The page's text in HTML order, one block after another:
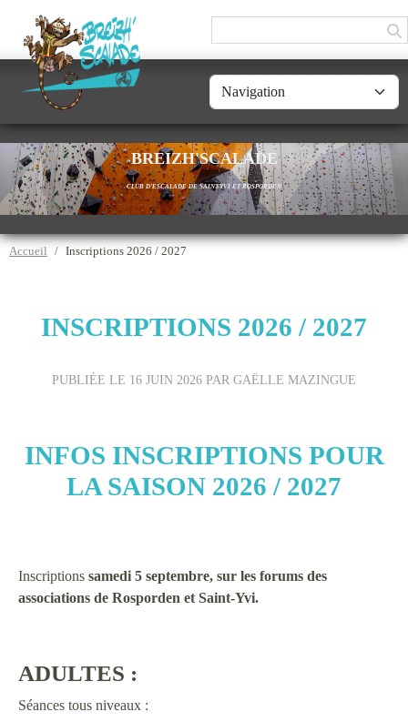
BREIZH'SCALADE
CLUB D'ESCALADE DE SAINT-YVI ET ROSPORDEN
Accueil Inscriptions 2026 / 2027
INSCRIPTIONS 2026 / 2027
PUBLIÉE LE 16 JUIN 2026 PAR GAËLLE MAZINGUE
INFOS INSCRIPTIONS POUR
LA SAISON 2026 / 2027
Inscriptions samedi 5 septembre, sur les forums des
associations de Rosporden et Saint-Yvi.
ADULTES :
Séances tous niveaux :